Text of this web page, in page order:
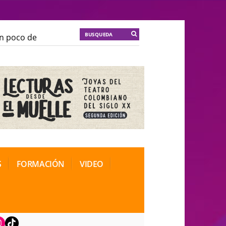
de locura para la cordura KT :: |
de Teatro Rosa
FORMACIÓN VIDEO
TikTok